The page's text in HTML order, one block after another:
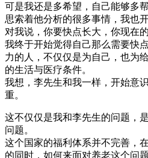
可是我还是多希望，自己能够多
思索着他分析的很多事情，我也
对我说，你要快点长大，你现在
我终于开始觉得自己那么需要快
力的人，不仅仅是为自己，也为
的生活与医疗条件。
我想，李先生和我一样，开始意
重。
这不仅仅是我和李先生的问题，
问题。
这个国家的福利体系并不完善，
的同时，如何来面对养老这个问